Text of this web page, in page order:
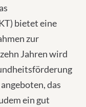
bietet eine
zur
Jahren wird
das
ein gut